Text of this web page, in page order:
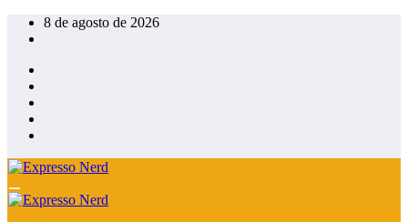
Pular
para
conteúdo
8 de agosto de 2026